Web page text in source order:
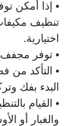
• إذا أمكن
تنظيف
اختيارية.
• توفر مجفف
• التأكد من
البدء بفك
• القيام
والغبار أو